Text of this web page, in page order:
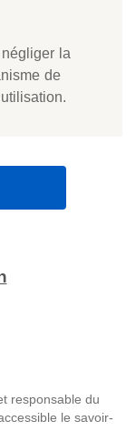
la
de
responsable du
le savoir-